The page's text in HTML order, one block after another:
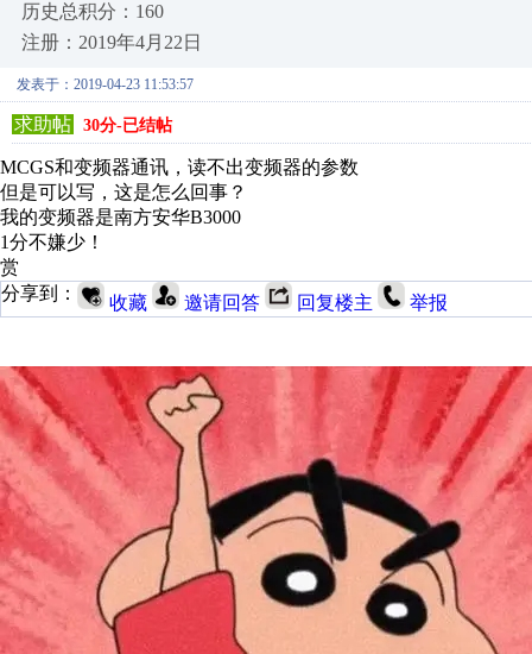
历史总积分：160
注册：2019年4月22日
发表于：2019-04-23 11:53:57
求助帖 30分-已结帖
MCGS和变频器通讯，读不出变频器的参数
但是可以写，这是怎么回事？
我的变频器是南方安华B3000
1分不嫌少！
赏
分享到：
收藏 邀请回答 回复楼主 举报